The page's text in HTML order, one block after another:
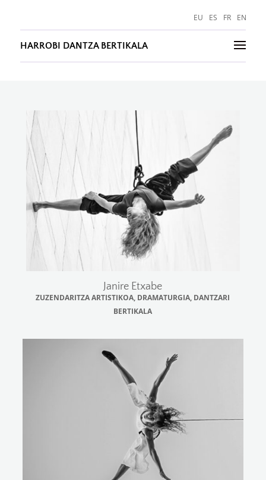
EU ES FR EN
HARROBI DANTZA BERTIKALA
Janire Etxabe
ZUZENDARITZA ARTISTIKOA, DRAMATURGIA, DANTZARI
BERTIKALA